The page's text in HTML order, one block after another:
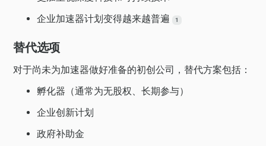
企业加速器计划变得越来越普遍
1
替代选项
对于尚未为加速器做好准备的初创公司，替代方案包括：
孵化器（通常为无股权、长期参与）
企业创新计划
政府补助金